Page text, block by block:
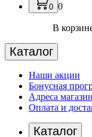
0 0
В
Каталог
Наши акции
Бонусная
Адреса
Оплата и
Каталог